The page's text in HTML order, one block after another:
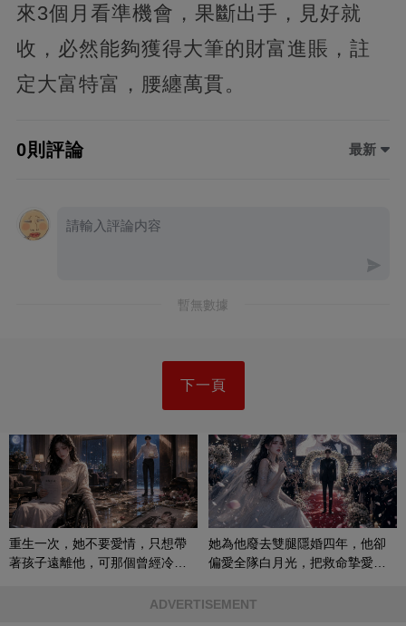
來3個月看準機會，果斷出手，見好就
收，必然能夠獲得大筆的財富進賬，註
定大富特富，腰纏萬貫。
0則評論 最新
暫無數據
下一頁
重生一次，她不要愛情，只想帶
著孩子遠離他，可那個曾經冷漠
她為他廢去雙腿隱婚四年，他卻
偏愛全隊白月光，把救命摯愛當
ADVERTISEMENT